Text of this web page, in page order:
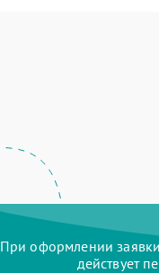
При оформлении
действует